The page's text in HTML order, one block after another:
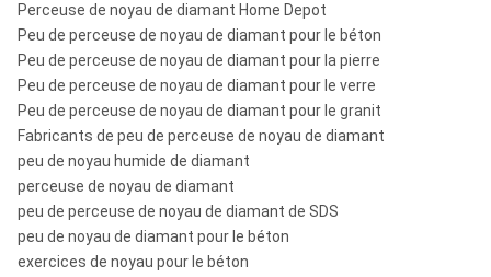
Toute autre norme :
CDDA, DCDMA, Crealius, et tailles
d'OIN.
Perceuse de noyau de diamant Home Depot
Peu de perceuse de noyau de diamant pour le béton
Peu de perceuse de noyau de diamant pour la pierre
Peu de perceuse de noyau de diamant pour le verre
Peu de perceuse de noyau de diamant pour le granit
Fabricants de peu de perceuse de noyau de diamant
peu de noyau humide de diamant
perceuse de noyau de diamant
peu de perceuse de noyau de diamant de SDS
peu de noyau de diamant pour le béton
exercices de noyau pour le béton